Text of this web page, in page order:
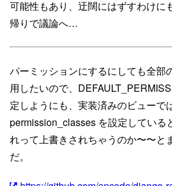
可能性もあり、迂闊にはずすわけに
帰りで議論へ…
パーミッションにするにしても全部
用したいので、
定しようにも、実装済みのビューでは
permission_classes を設定している
れって上書きされちゃうのか〜〜と
だ。